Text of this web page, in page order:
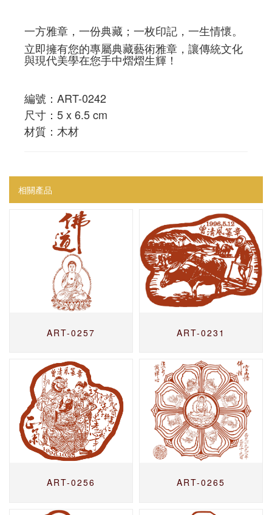
一方雅章，一份典藏；一枚印記，一生情懷。
立即擁有您的專屬典藏藝術雅章，讓傳統文化
與現代美學在您手中熠熠生輝！
編號：ART-0242
尺寸：5 x 6.5 cm
材質：木材
相關產品
ART-0257 ART-0231
ART-0256 ART-0265